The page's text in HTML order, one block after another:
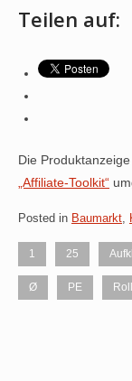
Teilen auf:
Die
„Affiliate-Toolkit“
Posted in Baumarkt,
1 25
Ø PE